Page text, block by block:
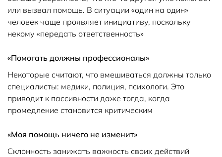
или вызвал помощь. В ситуации «один на один»
человек чаще проявляет инициативу, поскольку
некому «передать ответственность»
«Помогать должны профессионалы»
Некоторые считают, что вмешиваться должны только
специалисты: медики, полиция, психологи. Это
приводит к пассивности даже тогда, когда
промедление становится критическим
«Моя помощь ничего не изменит»
Склонность занижать важность своих действий